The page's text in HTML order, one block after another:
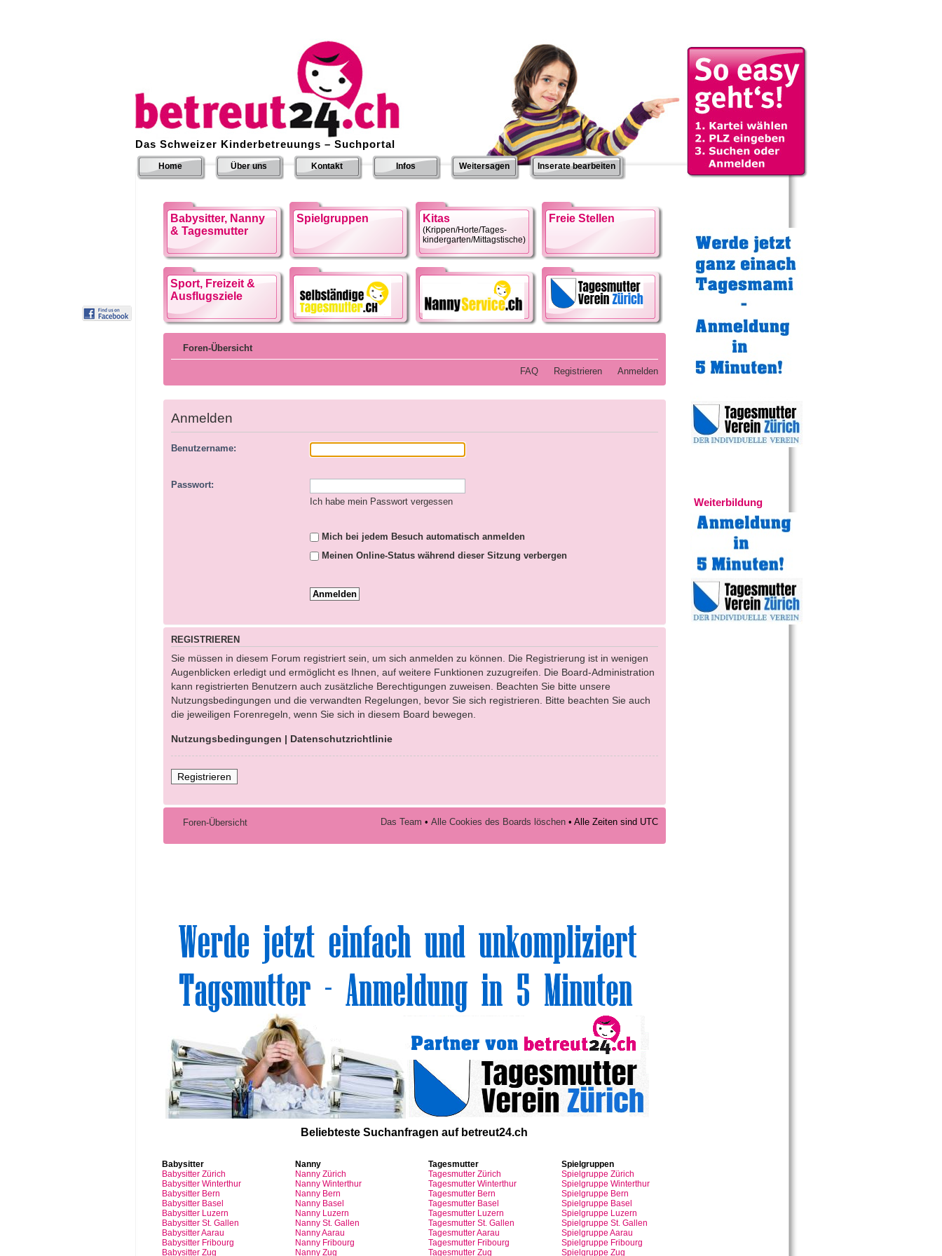
Das Schweizer Kinderbetreuungs – Suchportal
Home Über uns Kontakt Infos Weitersagen Inserate bearbeiten
Babysitter, Nanny
& Tagesmutter
Spielgruppen Kitas
(Krippen/Horte/Tages-
kindergarten/Mittagstische)
Freie Stellen
Sport, Freizeit &
Ausflugsziele
Foren-Übersicht
FAQ Registrieren Anmelden
Anmelden
Benutzername:
Passwort:
Ich habe mein Passwort vergessen
Mich bei jedem Besuch automatisch anmelden
Meinen Online-Status während dieser Sitzung verbergen
REGISTRIEREN
Sie müssen in diesem Forum registriert sein, um sich anmelden zu können. Die Registrierung ist in wenigen
Augenblicken erledigt und ermöglicht es Ihnen, auf weitere Funktionen zuzugreifen. Die Board-Administration
kann registrierten Benutzern auch zusätzliche Berechtigungen zuweisen. Beachten Sie bitte unsere
Nutzungsbedingungen und die verwandten Regelungen, bevor Sie sich registrieren. Bitte beachten Sie auch
die jeweiligen Forenregeln, wenn Sie sich in diesem Board bewegen.
Nutzungsbedingungen | Datenschutzrichtlinie
Registrieren
Foren-Übersicht Das Team • Alle Cookies des Boards löschen• Alle Zeiten sind UTC
Beliebteste Suchanfragen aufbetreut24.ch
Babysitter
Babysitter Zürich
Babysitter Winterthur
Babysitter Bern
Babysitter Basel
Babysitter Luzern
Babysitter St. Gallen
BabysitterAarau
Babysitter Fribourg
Babysitter Zug
Nanny
Nanny Zürich
Nanny Winterthur
Nanny Bern
Nanny Basel
Nanny Luzern
Nanny St. Gallen
NannyAarau
Nanny Fribourg
Nanny Zug
Tagesmutter
Tagesmutter Zürich
TagesmutterWinterthur
TagesmutterBern
TagesmutterBasel
Tagesmutter Luzern
TagesmutterSt. Gallen
TagesmutterAarau
Tagesmutter Fribourg
Tagesmutter Zug
Spielgruppen
Spielgruppe Zürich
Spielgruppe Winterthur
Spielgruppe Bern
Spielgruppe Basel
Spielgruppe Luzern
Spielgruppe St. Gallen
Spielgruppe Aarau
Spielgruppe Fribourg
Spielgruppe Zug
Weiterbildung